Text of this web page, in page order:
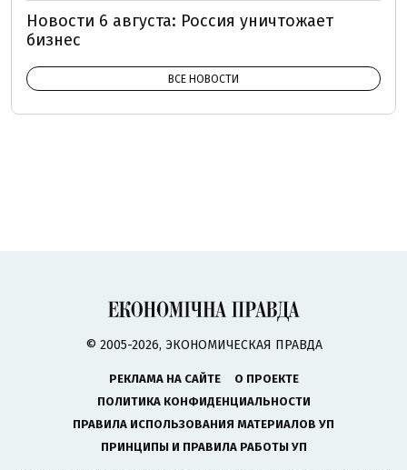
Новости 6 августа: Россия уничтожает
бизнес
ВСЕ НОВОСТИ
© 2005-2026, ЭКОНОМИЧЕСКАЯ ПРАВДА
РЕКЛАМА НА САЙТЕ
О ПРОЕКТЕ
ПОЛИТИКА КОНФИДЕНЦИАЛЬНОСТИ
ПРАВИЛА ИСПОЛЬЗОВАНИЯ МАТЕРИАЛОВ УП
ПРИНЦИПЫ И ПРАВИЛА РАБОТЫ УП